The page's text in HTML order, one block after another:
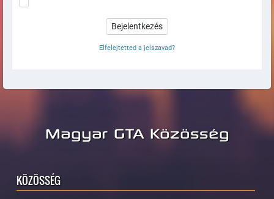
Elfelejtetted a jelszavad?
Magyar GTA Közösség
KÖZÖSSÉG